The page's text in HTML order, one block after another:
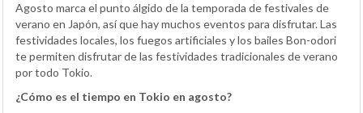
Agosto marca el punto álgido de la temporada de festivales de
verano en Japón, así que hay muchos eventos para disfrutar. Las
festividades locales, los fuegos artificiales y los bailes Bon-odori
te permiten disfrutar de las festividades tradicionales de verano
por todo Tokio.
¿Cómo es el tiempo en Tokio en agosto?